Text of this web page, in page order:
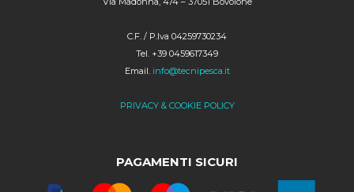
C.F. / P.Iva 04259730234
Tel. +39 0459617349
Email. info@tecnipesca.it
PRIVACY & COOKIE POLICY
PAGAMENTI SICURI